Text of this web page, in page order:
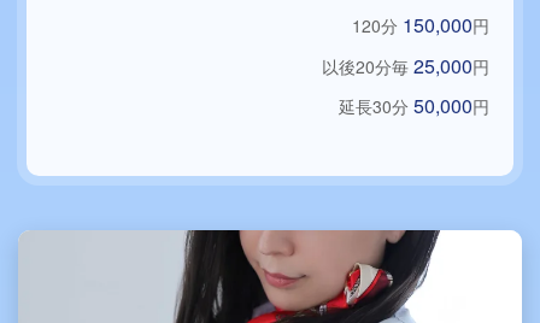
120分 150,000円
以後20分毎 25,000円
延長30分 50,000円